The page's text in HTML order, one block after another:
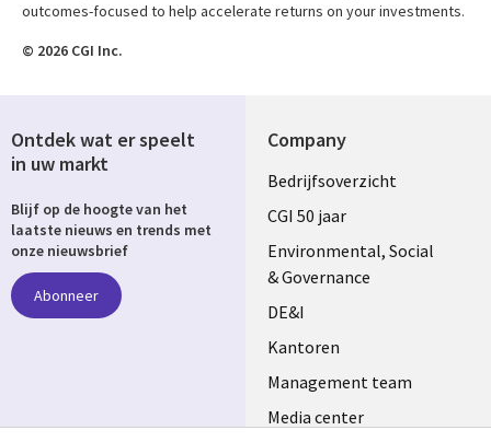
outcomes-focused to help accelerate returns on your investments.
© 2026 CGI Inc.
Company
Useful
links
NETHERLANDS
Bedrijfsoverzicht
CGI 50 jaar
Environmental, Social
& Governance
DE&I
Kantoren
Management team
Media center
Ontdek wat er speelt
in uw markt
Blijf op de hoogte van het
laatste nieuws en trends met
onze nieuwsbrief
Abonneer